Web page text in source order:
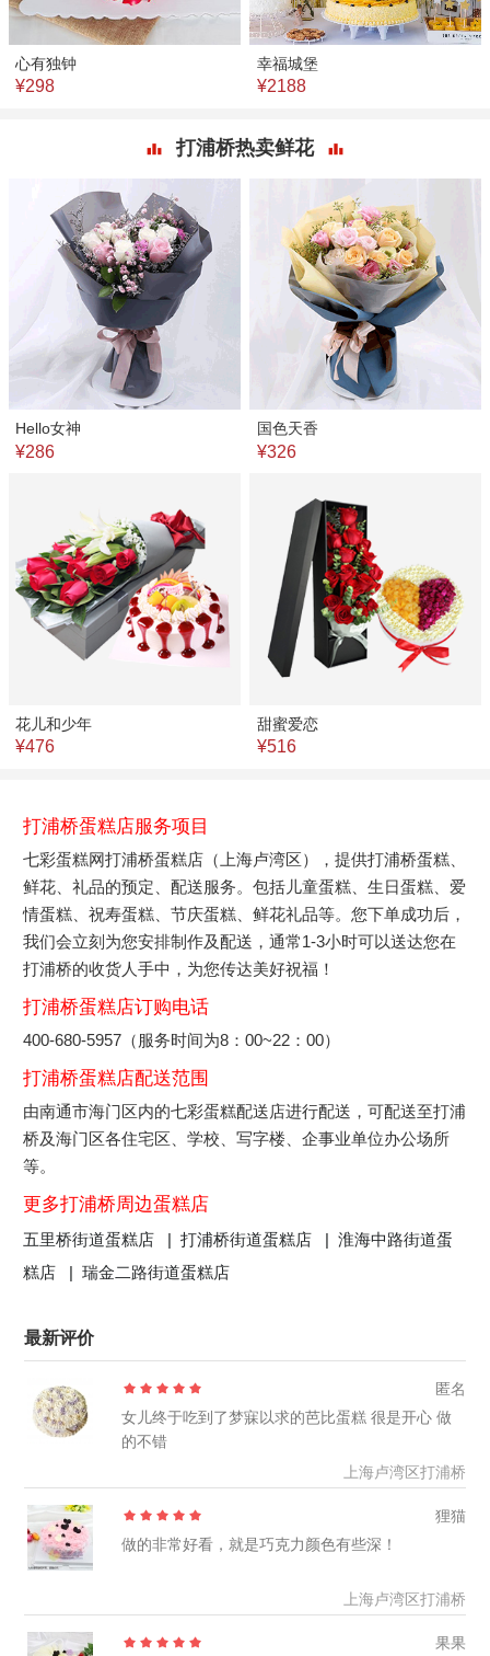
心有独钟
¥298
幸福城堡
¥2188
打浦桥热卖鲜花
Hello女神
¥286
国色天香
¥326
花儿和少年
¥476
甜蜜爱恋
¥516
打浦桥蛋糕店服务项目
七彩蛋糕网打浦桥蛋糕店（上海卢湾区），提供打浦桥蛋糕、
鲜花、礼品的预定、配送服务。包括儿童蛋糕、生日蛋糕、爱
情蛋糕、祝寿蛋糕、节庆蛋糕、鲜花礼品等。您下单成功后，
我们会立刻为您安排制作及配送，通常1-3小时可以送达您在
打浦桥的收货人手中，为您传达美好祝福！
打浦桥蛋糕店订购电话
400-680-5957（服务时间为8：00~22：00）
打浦桥蛋糕店配送范围
由南通市海门区内的七彩蛋糕配送店进行配送，可配送至打浦
桥及海门区各住宅区、学校、写字楼、企事业单位办公场所
等。
更多打浦桥周边蛋糕店
五里桥街道蛋糕店 |打浦桥街道蛋糕店 |淮海中路街道蛋
糕店 |瑞金二路街道蛋糕店
最新评价
匿名
女儿终于吃到了梦寐以求的芭比蛋糕 很是开心 做
的不错
上海卢湾区打浦桥
狸猫
做的非常好看，就是巧克力颜色有些深！
上海卢湾区打浦桥
果果